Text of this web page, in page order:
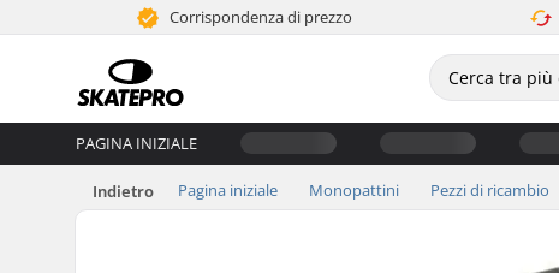
Corrispondenza di prezzo
PAGINA INIZIALE
Indietro Pagina iniziale Monopattini Pezzi di ricambio